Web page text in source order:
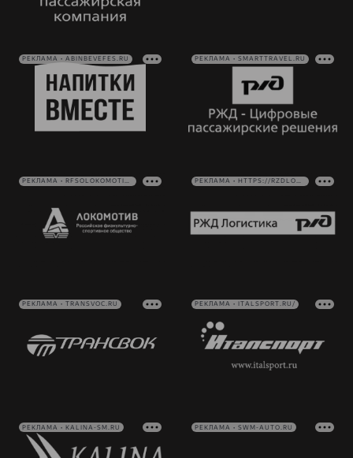
РЕКЛАМА • ABINBEVEFES.RU РЕКЛАМА • SMARTTRAVEL.RU
РЕКЛАМА • RFSOLOKOMOTIV.RU РЕКЛАМА • HTTPS://RZDLOG.RU/
РЕКЛАМА • TRANSVOC.RU РЕКЛАМА • ITALSPORT.RU/
РЕКЛАМА • KALINA-SM.RU РЕКЛАМА • SWM-AUTO.RU